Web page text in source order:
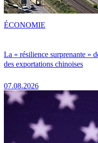
La « résilience surprenante »
des exportations chinoises
07.08.2026
ÉCONOMIE